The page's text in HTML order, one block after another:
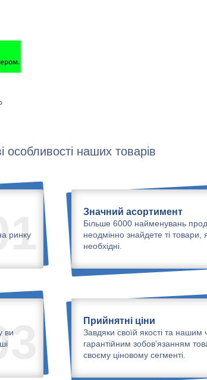
особливості наших товарів
ринку
Значний асортимент
Більше 6000 найменувань
неодмінно знайдете ті товари,
необхідні.
ви
Прийнятні ціни
Завдяки своїй якості та нашим
гарантійним зобов'язанням
своєму ціновому сегменті.